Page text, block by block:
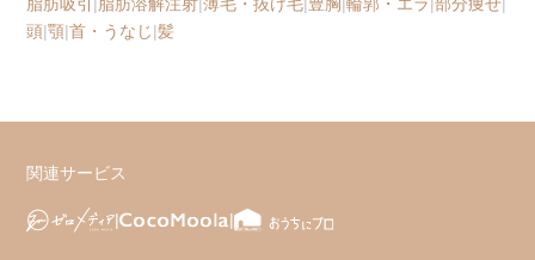
頭|顎|首・うなじ|髪
関連サービス